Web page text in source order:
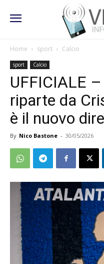
Home sport Calcio
sport Calcio
UFFICIALE
riparte da
è il nuovo
By Nico Bastone - 30/05/2026